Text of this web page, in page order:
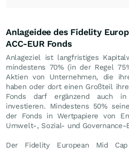
Anlageidee des Fidelity
ACC-EUR Fonds
Anlageziel ist langfristiges
mindestens 70% (in der Regel
Aktien von Unternehmen, die
haben oder dort einen Großteil
Fonds darf ergänzend auch in
investieren. Mindestens 50%
der Fonds in Wertpapiere von
Umwelt-, Sozial- und Governance-
Der Fidelity European Mid